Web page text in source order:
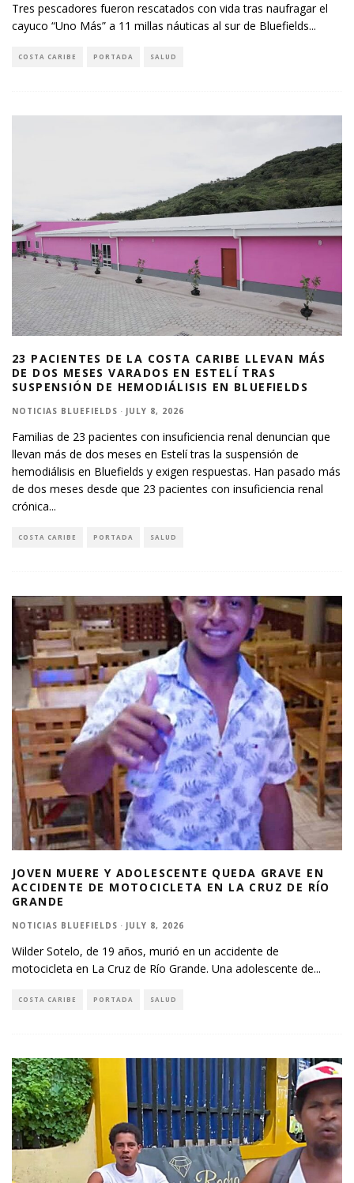
Tres pescadores fueron rescatados con vida tras naufragar el
cayuco “Uno Más” a 11 millas náuticas al sur de Bluefields...
COSTA CARIBE PORTADA SALUD
23 PACIENTES DE LA COSTA CARIBE LLEVAN MÁS
DE DOS MESES VARADOS EN ESTELÍ TRAS
SUSPENSIÓN DE HEMODIÁLISIS EN BLUEFIELDS
NOTICIAS BLUEFIELDS · JULY 8, 2026
Familias de 23 pacientes con insuficiencia renal denuncian que
llevan más de dos meses en Estelí tras la suspensión de
hemodiálisis en Bluefields y exigen respuestas. Han pasado más
de dos meses desde que 23 pacientes con insuficiencia renal
crónica...
COSTA CARIBE PORTADA SALUD
JOVEN MUERE Y ADOLESCENTE QUEDA GRAVE EN
ACCIDENTE DE MOTOCICLETA EN LA CRUZ DE RÍO
GRANDE
NOTICIAS BLUEFIELDS · JULY 8, 2026
Wilder Sotelo, de 19 años, murió en un accidente de
motocicleta en La Cruz de Río Grande. Una adolescente de...
COSTA CARIBE PORTADA SALUD